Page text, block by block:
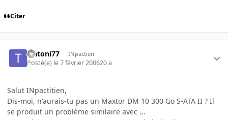
Citer
tratoni77 INpactien
Posté(e) le 7 février 200620 a
Salut INpactitien,
Dis-moi, n'aurais-tu pas un Maxtor DM 10 300 Go S-ATA II ? Il
se produit un problème similaire avec ...